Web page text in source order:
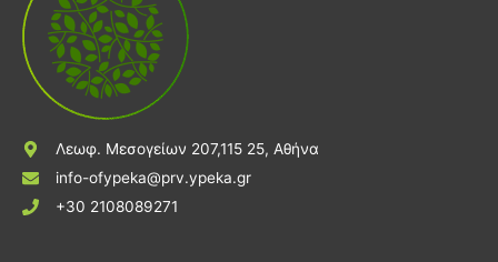
Λεωφ. Μεσογείων 207,115 25, Αθήνα
info-ofypeka@prv.ypeka.gr
+30 2108089271